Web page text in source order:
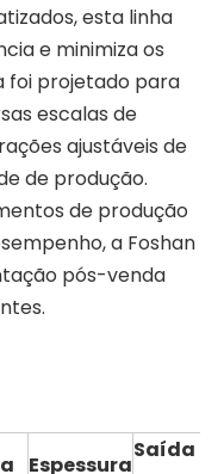
esta linha
e minimiza os
foi projetado para
escalas de
ajustáveis ​​de
de produção.
de produção
a Foshan
pós-venda
Espessura
Saída de